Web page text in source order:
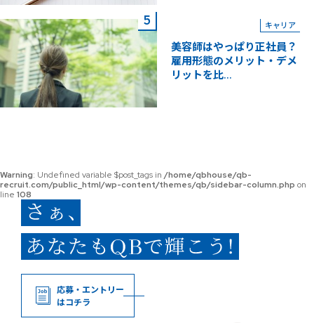
キャリア
美容師はやっぱり正社員？
雇用形態のメリット・デメ
リットを比...
Warning: Undefined variable $post_tags in /home/qbhouse/qb-
recruit.com/public_html/wp-content/themes/qb/sidebar-column.php on
line 108
応募・エントリー
はコチラ